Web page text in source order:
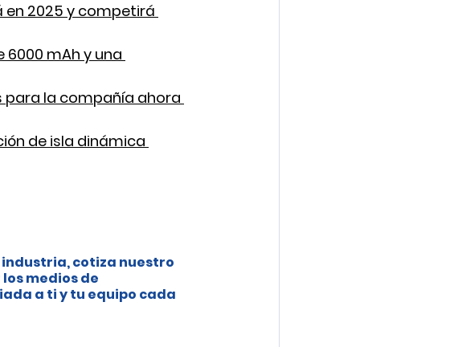
en 2025 y competirá
6000 mAh y una
para la compañía ahora
de isla dinámica
cotiza nuestro
medios de
a ti y tu equipo cada